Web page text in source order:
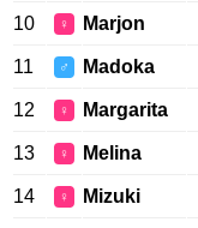
10 ♀ Marjon
11 ♂ Madoka
12 ♀ Margarita
13 ♀ Melina
14 ♀ Mizuki